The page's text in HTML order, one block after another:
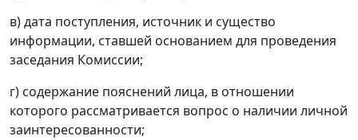
в) дата поступления, источник и существо
информации, ставшей основанием для проведения
заседания Комиссии;
г) содержание пояснений лица, в отношении
которого рассматривается вопрос о наличии личной
заинтересованности;